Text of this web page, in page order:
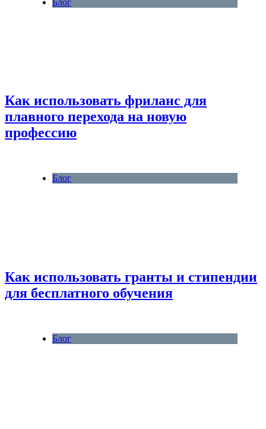
Как использовать фриланс для
плавного перехода на новую
профессию
Блог
Как использовать гранты и стипендии
для бесплатного обучения
Блог